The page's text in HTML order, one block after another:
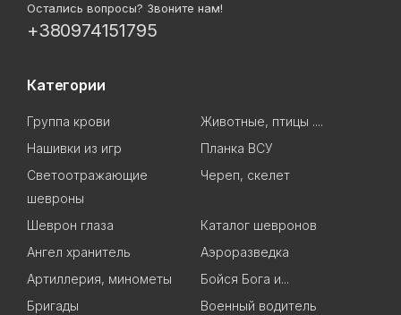
Остались вопросы? Звоните нам!
+380974151795
Категории
Группа крови
Животные, птицы ....
Нашивки из игр
Планка ВСУ
Светоотражающие
шевроны
Череп, скелет
Шеврон глаза
Каталог шевронов
Ангел хранитель
Аэроразведка
Артиллерия, минометы
Бойся Бога и...
Бригады
Военный водитель